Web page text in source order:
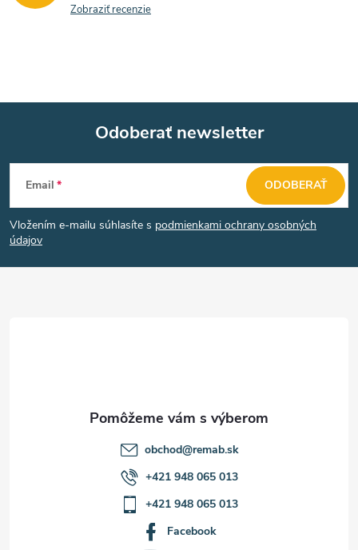
Zobraziť recenzie
Z
á
p
Odoberať newsletter
Email
Vložením e-mailu súhlasíte s podmienkami ochrany osobných
údajov
ODOBERAŤ
obchod@remab.sk
+421 948 065 013
+421 948 065 013
Facebook